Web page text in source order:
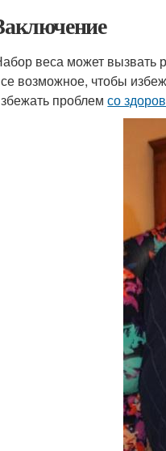
веса может вызвать
возможное, чтобы
проблемсо